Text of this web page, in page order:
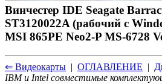
Винчестер IDE Seagate
ST3120022A (рабочий с
MSI 865PE Neo2-P MS-6728
⇐ Видеокарты | ОГЛАВЛЕНИЕ |
IBM и Intel совместимые